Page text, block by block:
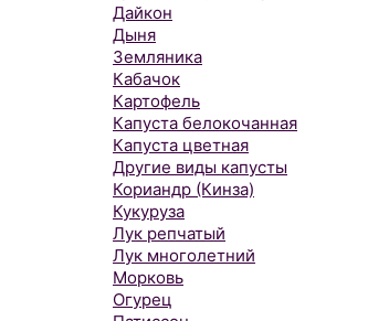
Дайкон
Дыня
Земляника
Кабачок
Картофель
Капуста белокочанная
Капуста цветная
Другие виды капусты
Кориандр (Кинза)
Кукуруза
Лук репчатый
Лук многолетний
Морковь
Огурец